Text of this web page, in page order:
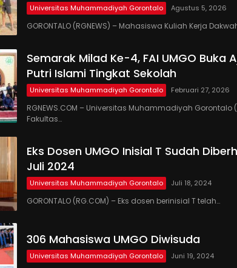
Universitas Muhammadiyah Gorontalo Agustus 5, 2026
GORONTALO (RGNEWS) – Mahasiswa Kuliah Kerja
Semarak Milad Ke-4, FAI UMGO Buka
Putri Islami Tingkat Sekolah
Universitas Muhammadiyah Gorontalo Februari 27, 2026
RGNEWS.COM – Universitas Muhammadiyah Gorontalo
Fakultas…
Eks Dosen UMGO Inisial T Sudah
Juli 2024
Universitas Muhammadiyah Gorontalo Juli 18, 2024
GORONTALO (RG.COM) – Eks dosen berinisial T telah…
306 Mahasiswa UMGO Diwisuda
Universitas Muhammadiyah Gorontalo Juni 19, 2024